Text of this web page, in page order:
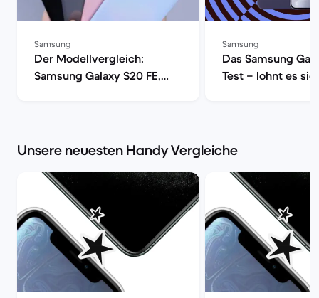
Samsung
Der Modellvergleich:
Samsung Galaxy S20 FE,
Samsung
Das Samsung
Test – lohnt es
Unsere neuesten Handy Vergleiche